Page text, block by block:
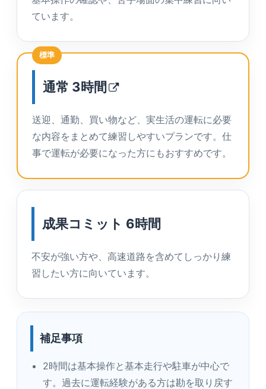
ています。
標準
通常 3時間
送迎、通勤、買い物など、実生活の運転に必要
な内容をまとめて練習しやすいプランです。仕
事で運転が必要になった方にもおすすめです。
成果コミット 6時間
不安が強い方や、高速道路を含めてしっかり練
習したい方に向いています。
補足事項
2時間は基本操作と基本走行や駐車が中心で
す。過去に運転経験がある方は勘を取り戻す